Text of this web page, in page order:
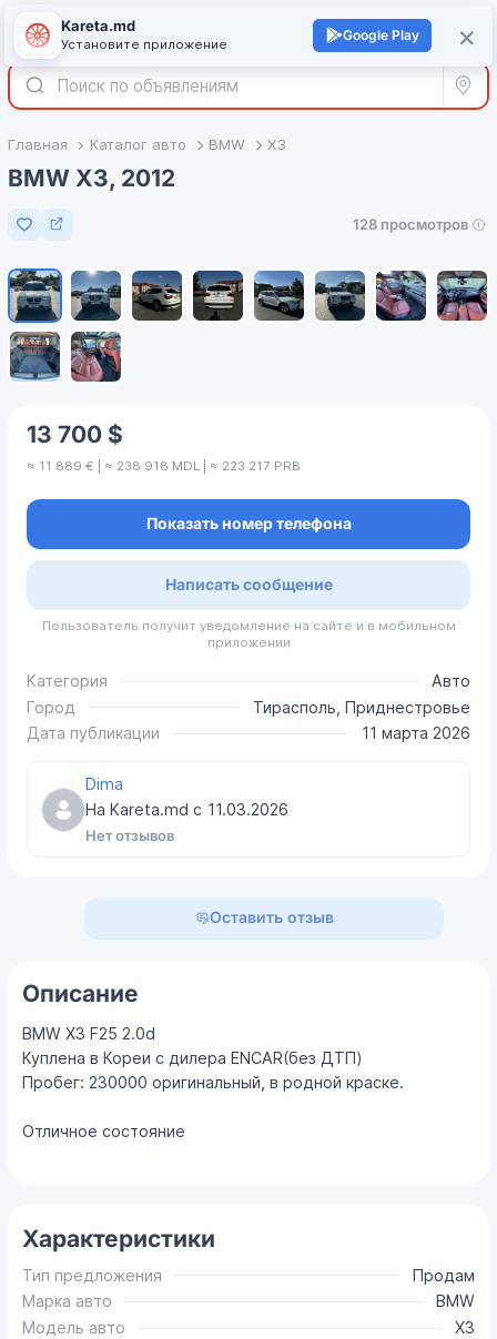
Войти +
Все
Главная Каталог авто BMW X3
BMW X3, 2012
Добавить в избранное
128 просмотров
13 700 $
≈ 11 889 € | ≈ 238 918 MDL | ≈ 223 217 PRB
Показать номер телефона
Написать сообщение
Пользователь получит уведомление на сайте и в мобильном
приложении
Категория
Авто
Город
Тирасполь, Приднестровье
Дата публикации
11 марта 2026
Dima
На Kareta.md с 11.03.2026
Нет отзывов
Оставить отзыв
Описание
BMW X3 F25 2.0d
Куплена в Кореи с дилера ENCAR(без ДТП)
Пробег: 230000 оригинальный, в родной краске.
Отличное состояние
Характеристики
Тип предложения
Продам
Марка авто
BMW
Модель авто
X3
×
Kareta.md
Установите приложение
Google Play